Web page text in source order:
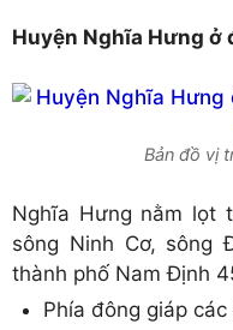
Huyện Nghĩa Hưng ở
Bản đồ vị
Nghĩa Hưng nằm lọt
sông Ninh Cơ, sông
thành phố Nam Định
Phía đông giáp các